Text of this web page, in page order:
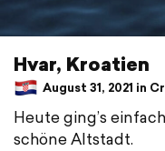
Hvar, Kroatien
August 31, 2021 in
Heute ging’s
schöne Altstadt.